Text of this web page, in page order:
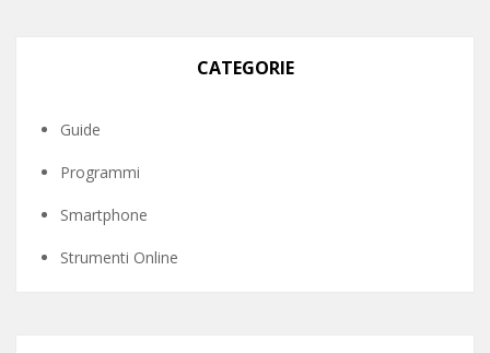
CATEGORIE
Guide
Programmi
Smartphone
Strumenti Online